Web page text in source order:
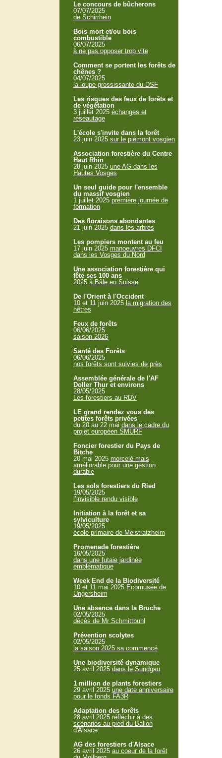
Le concours de bûcherons
07/07/2025
de Schirrhein
Bois mort et/ou bois
combustible
06/07/2025
à ne pas opposer trop vite
Comment se portent les forêts de
chênes ?
04/07/2025
la loupe grossissante du DSF
Les risques des feux de forêts et
de végétation
3 juillet 2025 échanges et
réseautage
L'école s'invite dans la forêt
23 juin 2025 sur le piémont vosgien
Association forestière du Centre
Haut Rhin
28 juin 2025 une AG dans les
Hautes Vosges
Un seul guide pour l'ensemble
du massif vosgien
1 juillet 2025 première journée de
formation
Des floraisons abondantes
21 juin 2025 dans les arbres
Les pompiers montent au feu
17 juin 2025 manoeuvres DFCI
dans les Vosges du Nord
Une association forestière qui
fête ses 100 ans
2025 à Bâle en Suisse
De l'Orient à l'Occident
10 et 11 juin 2025 la migration des
hêtres
Feux de forêts
06/06/2025
saison 2026
Santé des Forêts
06/06/2025
nos forêts sont suivies de près
Assemblée générale de l'AF
Doller Thur et environs
28/05/2025
Les forestiers au RDV
LE grand rendez vous des
petites forêts privées
du 20 au 22 mai dans le cadre du
projet européen SMURF
Foncier forestier du Pays de
Bitche
20 mai 2025 morcelé mais
améliorable pour une gestion
durable
Les sols forestiers du Ried
19/05/2025
l’invisible rendu visible
Initiation à la forêt et sa
sylviculture
19/05/2025
école primaire de Meistratzheim
Promenade forestière
16/05/2025
dans une futaie jardinée
emblématique
Week End de la Biodiversité
10 et 11 mai 2025 Ecomusée de
Ungersheim
Une absence dans la Bruche
02/05/2025
décès de Mr Schmittbuhl
Prévention scolytes
02/05/2025
la saison 2025 sa commencé
Une biodiversité dynamique
25 avril 2025 dans le Sundgau
1 million de plants forestiers
29 avril 2025 une date anniversaire
pour le fonds FA3R
Adaptation des forêts
28 avril 2025 réfléchir à des
scénarios au pied du Ballon
d'Alsace
AG des forestiers d'Alsace
26 avril 2025 au coeur de la forêt